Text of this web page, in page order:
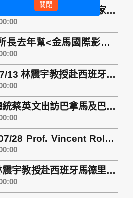
震宇所長受邀擔任由國家教
灣西班牙文翻譯之現況與
長去年幫<金馬國際影展>
發行DVD了，此片為2016
入圍。片名：夢遊亞馬遜
導演：Ciro
13 林震宇教授赴西班牙托
國西語教師國際學術研討
統蔡英文出訪巴拿馬及巴拉
外交，所送的15部西譯的
授擔任翻譯團隊召集人與
28 Prof. Vincent Rollet
studies” at Catholic
(法國里爾天主教大學).
震宇教授赴西班牙馬德里參
學會會員大會暨旅西華人
關閉